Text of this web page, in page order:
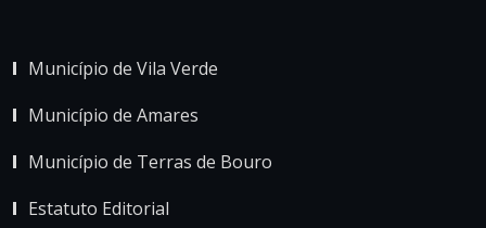
Município de Vila Verde
Município de Amares
Município de Terras de Bouro
Estatuto Editorial